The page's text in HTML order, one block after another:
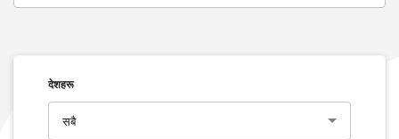
देशहरू
सबै